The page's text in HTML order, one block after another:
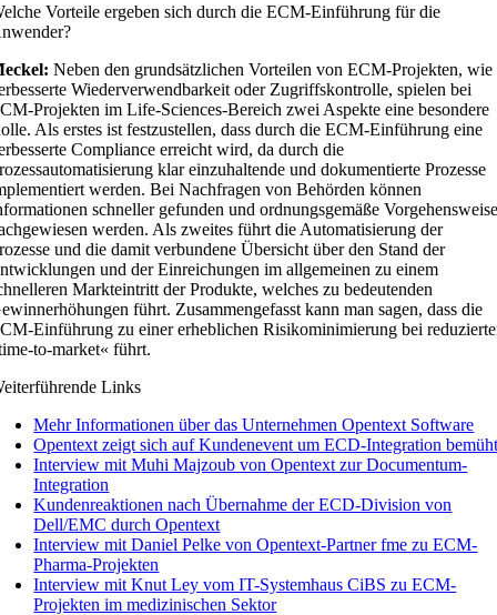
Vorteile ergeben sich durch die ECM-Einführung für die
Neben den grundsätzlichen Vorteilen von ECM-Projekten, wie
Wiederverwendbarkeit oder Zugriffskontrolle, spielen bei
Projekten im Life-Sciences-Bereich zwei Aspekte eine besondere
Als erstes ist festzustellen, dass durch die ECM-Einführung eine
Compliance erreicht wird, da durch die
klar einzuhaltende und dokumentierte Prozesse
werden. Bei Nachfragen von Behörden können
schneller gefunden und ordnungsgemäße
werden. Als zweites führt die Automatisierung der
und die damit verbundene Übersicht über den Stand der
und der Einreichungen im allgemeinen zu einem
Markteintritt der Produkte, welches zu bedeutenden
führt. Zusammengefasst kann man sagen, dass die
Einführung zu einer erheblichen Risikominimierung bei
to-market« führt.
Links
Mehr Informationen über das Unternehmen Opentext Software
Opentext zeigt sich auf Kundenevent um ECD-Integration
Interview mit Muhi Majzoub von Opentext zur Documentum-
Integration
Kundenreaktionen nach Übernahme der ECD-Division von
Dell/EMC durch Opentext
Interview mit Daniel Pelke von Opentext-Partner fme zu ECM-
Pharma-Projekten
Interview mit Knut Ley vom IT-Systemhaus CiBS zu ECM-
Projekten im medizinischen Sektor